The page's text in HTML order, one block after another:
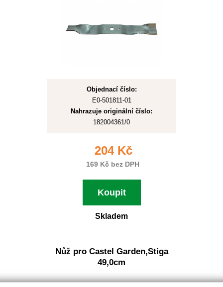
Objednací číslo:
E0-501811-01
Nahrazuje originální číslo:
182004361/0
204 Kč
169 Kč bez DPH
Koupit
Skladem
Nůž pro Castel Garden,Stiga
49,0cm